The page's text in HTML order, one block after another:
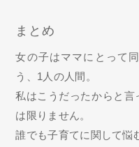
まとめ
女の子はママにとって
う、1人の人間。
私はこうだったからと言
は限りません。
誰でも子育てに関して悩